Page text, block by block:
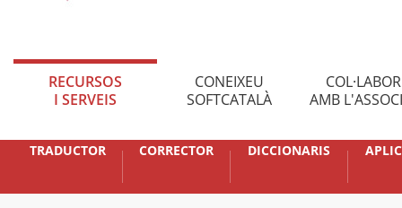
RECURSOS
I SERVEIS
CONEIXEU
SOFTCATALÀ
AMB
TRADUCTOR CORRECTOR DICCIONARIS